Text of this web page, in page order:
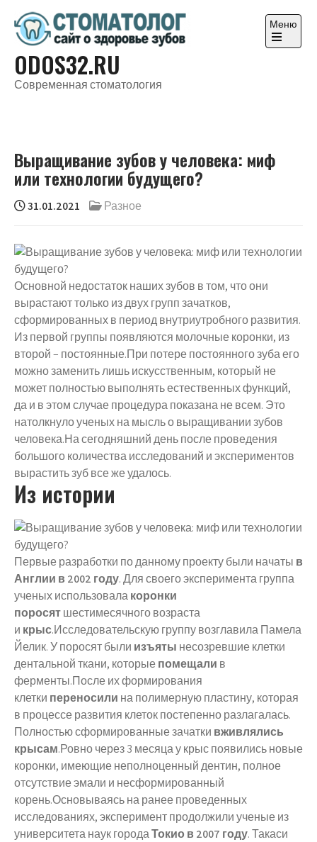
содержимому
ODOS32.RU
Современная стоматология
Меню
Откройте
Выращивание зубов у человека: миф
или технологии будущего?
31.01.2021 Разное
Основной недостаток наших зубов в том, что они
вырастают только из двух групп зачатков,
сформированных в период внутриутробного развития.
Из первой группы появляются молочные коронки, из
второй – постоянные.При потере постоянного зуба его
можно заменить лишь искусственным, который не
может полностью выполнять естественных функций,
да и в этом случае процедура показана не всем. Это
натолкнуло ученых на мысль о выращивании зубов
человека.На сегодняшний день после проведения
большого количества исследований и экспериментов
вырастить зуб все же удалось.
Из истории
Первые разработки по данному проекту были начаты в
Англии в 2002 году. Для своего эксперимента группа
ученых использовалакоронки
поросятшестимесячного возраста
и крыс.Исследовательскую группу возглавила Памела
Йелик. У поросят были изъяты несозревшие клетки
дентальной ткани, которыепомещали в
ферменты.После их формирования
клетки переносили на полимерную пластину, которая
в процессе развития клеток постепенно разлагалась.
Полностью сформированные зачатки вживлялись
крысам.Ровно через 3 месяца у крыс появились новые
коронки, имеющие неполноценный дентин, полное
отсутствие эмали и несформированный
корень.Основываясь на ранее проведенных
исследованиях, эксперимент продолжили ученые из
университета наук городаТокио в 2007 году. Такаси